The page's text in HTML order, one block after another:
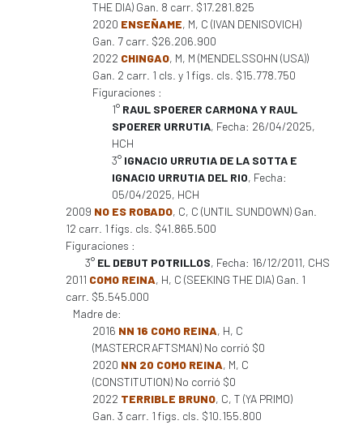
THE DIA) Gan. 8 carr. $17.281.825
2020 ENSEÑAME, M, C (IVAN DENISOVICH)
Gan. 7 carr. $26.206.900
2022 CHINGAO, M, M (MENDELSSOHN (USA))
Gan. 2 carr. 1 cls. y 1 figs. cls. $15.778.750
Figuraciones :
1° RAUL SPOERER CARMONA Y RAUL
SPOERER URRUTIA, Fecha: 26/04/2025,
HCH
3° IGNACIO URRUTIA DE LA SOTTA E
IGNACIO URRUTIA DEL RIO, Fecha:
05/04/2025, HCH
2009 NO ES ROBADO, C, C (UNTIL SUNDOWN) Gan.
12 carr. 1 figs. cls. $41.865.500
Figuraciones :
3° EL DEBUT POTRILLOS, Fecha: 16/12/2011, CHS
2011 COMO REINA, H, C (SEEKING THE DIA) Gan. 1
carr. $5.545.000
Madre de:
2016 NN 16 COMO REINA, H, C
(MASTERCRAFTSMAN) No corrió $0
2020 NN 20 COMO REINA, M, C
(CONSTITUTION) No corrió $0
2022 TERRIBLE BRUNO, C, T (YA PRIMO)
Gan. 3 carr. 1 figs. cls. $10.155.800